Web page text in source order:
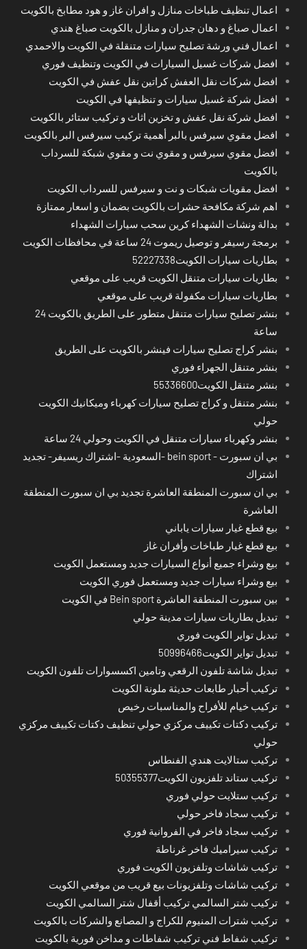
اعمال تنظيف طباخات منازل و افران غاز و هود مطابخ بالكويت
اعمال صباغ و دهان جدران و منازل بالكويت صباغ هندي
اعمال فني ورشة تصليح سيارات متنقلة في الكويت والاحمدي
افضل شركات غسيل السيارات في الكويت وتنظيف فوري
افضل شركات نقل العفش كراتين نقل عفش في الكويت
افضل شركة غسيل سيارات و تنظيفها في الكويت
افضل شركة نقل عفش و تخزين اثاث و تركيب ستائر بالكويت
افضل مقوي سيرفس بالبر أهمية تركيب سيرفس البر بالكويت
افضل مقوي سيرفس و مقوي نت و مقوي شبكة للسرداب
بالكويت
افضل مقويات شبكات و نت و سيرفس للسرداب الكويت
اهم شركة مكافحة حشرات بالكويت بضمان و اسعار ممتازة
بدالة ونشات الشهداء كرين سحب سيارات الشهداء
برمجة رسيفر و توصيل ريموت 24 ساعة في محافظات الكويت
بطاريات سيارات الكويت52227338
بطاريات سيارات متنقل الكويت قريب على موقعي
بطاريات سيارات مكفولة قريب على موقعي
بنشر تصليح سيارات متنقل متطور على الطريق بالكويت 24
ساعة
بنشر كراج تصليح سيارات فينشر بالكويت على الطريق
بنشر متنقل الجهراء فوري
بنشر متنقل الكويت55336600
بنشر متنقل و كراج تصليح سيارات كهرباء وميكانيك الكويت
حولي
بنشر وكهرباء سيارات متنقل في الكويت وحولي 24 ساعة
بي ان سبورت - bein sport -السعودية -اشتراك ريسيفر- تجديد
اشتراك
بي ان سبورت المنطقة العاشرة تجديد بي ان سبورت المنطقة
العاشرة
بيع قطع غيار سيارات ياباني
بيع قطع غيار طباخات وأفران غاز
بيع وشراء جميع أنواع السيارات جديد ومستعمل الكويت
بيع وشراء سيارات جديد ومستعمل فوري الكويت
بين سبورت المنطقة العاشرة Bein sport في الكويت
تبديل بطاريات سيارات مدينة حولي
تبديل تواير الكويت فوري
تبديل تواير الكويت50996466
تبديل شاشة تلفون الرقعي وتامين اكسسوارات تلفون الكويت
تركيب أحبار طابعات حديثة ملونة الكويت
تركيب خيام للأفراح والمناسبات رخيص
تركيب دكتات تكييف مركزي حولي تنظيف دكتات تكييف مركزي
حولي
تركيب ستالايت هندي الفنطاس
تركيب ستاند تلفزيون الكويت50355377
تركيب ستلايت حولي فوري
تركيب سجاد فاخر حولي
تركيب سجاد فاخر في الفروانية فوري
تركيب سيراميك فاخر غرناطة
تركيب شاشات وتلفزيون الكويت فوري
تركيب شاشات وتلفزيونات بيع قريب من موقعي الكويت
تركيب شتر السالمي تركيب أقفال شتر السالمي الكويت
تركيب شترات المنيوم للكراج و المصانع والشركات بالكويت
تركيب شفاط فني تركيب شفاطات و مداخن فورية بالكويت